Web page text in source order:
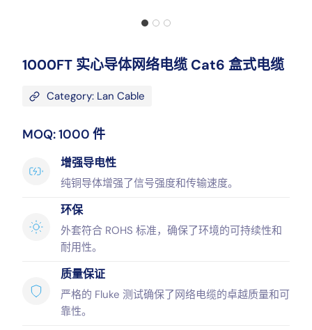
1000FT 实心导体网络电缆 Cat6 盒式电缆
Category: Lan Cable
MOQ: 1000 件
增强导电性
纯铜导体增强了信号强度和传输速度。
环保
外套符合 ROHS 标准，确保了环境的可持续性和
耐用性。
质量保证
严格的 Fluke 测试确保了网络电缆的卓越质量和可
靠性。